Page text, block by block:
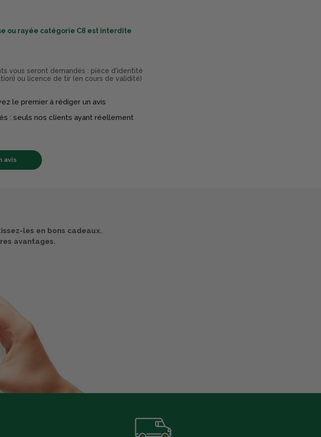
ou rayée catégorie C8 est interdite
vous seront demandés : pièce d'identité
ou licence de tir (en cours de validité)
le premier à rédiger un avis
: seuls nos clients ayant réellement
avis
les en bons cadeaux.
avantages.